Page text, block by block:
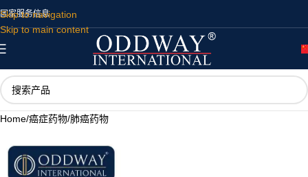
Skip to navigation
Skip to main content
国家服务信息
Home/癌症药物/肺癌药物